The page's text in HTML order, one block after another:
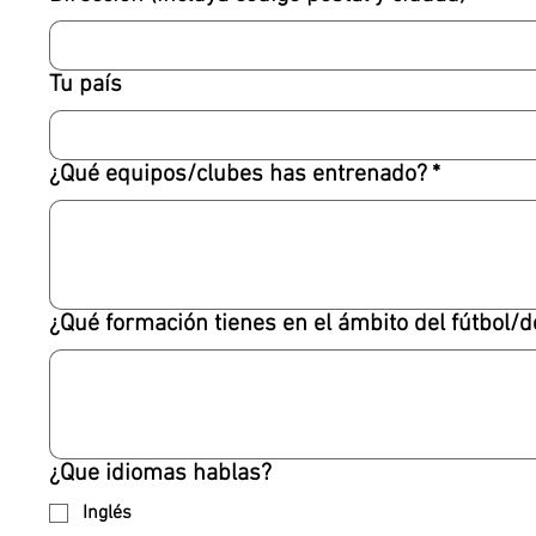
Tu país
¿Qué equipos/clubes has entrenado? *
¿Qué formación tienes en el ámbito del fútbol/
¿Que idiomas hablas?
Inglés